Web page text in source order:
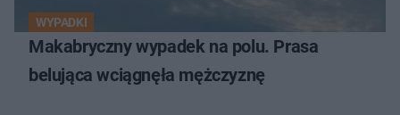
WYPADKI
Makabryczny wypadek na polu. Prasa
belująca wciągnęła mężczyznę